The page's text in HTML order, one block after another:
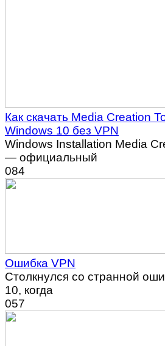
Как скачать Media Creation
Windows 10 без VPN
Windows Installation Media
— официальный
084
Ошибка VPN
Столкнулся со странной
10, когда
057